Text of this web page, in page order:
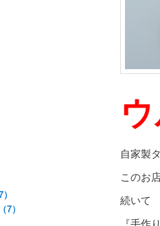
自家製
このお
続いて
『手
）